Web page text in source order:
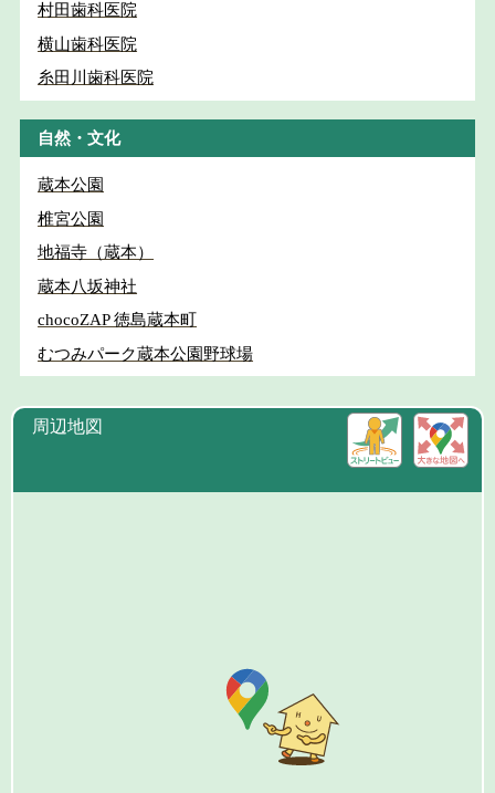
村田歯科医院
横山歯科医院
糸田川歯科医院
自然・文化
蔵本公園
椎宮公園
地福寺（蔵本）
蔵本八坂神社
chocoZAP 徳島蔵本町
むつみパーク蔵本公園野球場
周辺地図